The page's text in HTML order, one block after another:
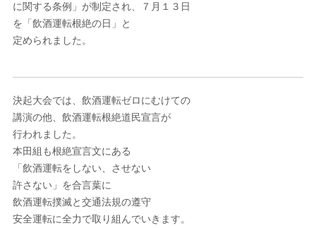
に関する条例」が制定され、７月１３日
を「飲酒運転根絶の日」と
定められました。
決起大会では、飲酒運転ゼロにむけての
講演の他、飲酒運転根絶道民宣言が
行われました。
本田組も根絶宣言文にある
「飲酒運転をしない、させない
許さない」を合言葉に
飲酒運転撲滅と交通法規の遵守
安全運転に全力で取り組んでいきます。